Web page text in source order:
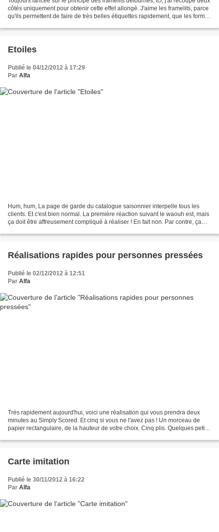
côtés uniquement pour obtenir cette effet allongé. J'aime les framelits, parce
qu'ils permettent de faire de très belles étiquettes rapidement, que les formes
Etoiles
Publié le 04/12/2012 à 17:29
Par Alfa
Hum, hum, La page de garde du catalogue saisonnier interpelle tous les
clients. Et c'est bien normal. La première réaction suivant le waouh est, mais
ça doit être affreusement compliqué à réaliser ! En fait non. Par contre, ça
Réalisations rapides pour personnes pressées
Publié le 02/12/2012 à 12:51
Par Alfa
Très rapidement aujourd'hui, voici une réalisation qui vous prendra deux
minutes au Simply Scored. Et cinq si vous ne l'avez pas ! Un morceau de
papier rectangulaire, de la hauteur de votre choix. Cinq plis. Quelques petits
Carte imitation
Publié le 30/11/2012 à 16:22
Par Alfa